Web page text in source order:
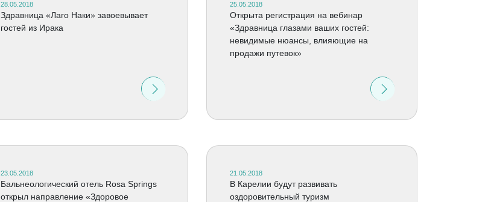
28.05.2018
Здравница «Лаго Наки» завоевывает
гостей из Ирака
25.05.2018
Открыта регистрация на вебинар
«Здравница глазами ваших гостей:
невидимые нюансы, влияющие на
продажи путевок»
23.05.2018
Бальнеологический отель Rosa Springs
открыл направление «Здоровое
21.05.2018
В Карелии будут развивать
оздоровительный туризм